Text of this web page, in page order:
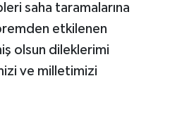
saha taramalarına
etkilenen
olsun dileklerimi
ve milletimizi